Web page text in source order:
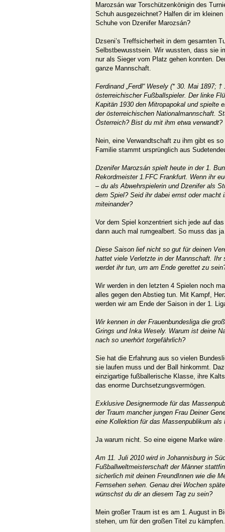
Marozsán war Torschützenkönigin des
Schuh ausgezeichnet? Halfen dir im
Schuhe von Dzenifer Marozsán?
Dzseni’s Treffsicherheit in dem gesamten
Selbstbewusstsein. Wir wussten, dass sie
nur als Sieger vom Platz gehen konnten.
ganze Mannschaft.
Ferdinand „Ferdl“ Wesely (* 30. Mai 1897;
österreichischer Fußballspieler. Der linke
Kapitän 1930 den Mitropapokal und spielte
der österreichischen Nationalmannschaft.
Österreich? Bist du mit ihm etwa verwandt?
Nein, eine Verwandtschaft zu ihm gibt es
Familie stammt ursprünglich aus
Dzenifer Marozsán spielt heute in der 1.
Rekordmeister 1.FFC Frankfurt. Wenn ihr
– du als Abwehrspielerin und Dzenifer als
dem Spiel? Seid ihr dabei ernst oder macht
miteinander?
Vor dem Spiel konzentriert sich jede auf
dann auch mal rumgealbert. So muss das
Diese Saison lief nicht so gut für deinen
hattet viele Verletzte in der Mannschaft. Ihr
werdet ihr tun, um am Ende gerettet zu
Wir werden in den letzten 4 Spielen noch
alles gegen den Abstieg tun. Mit Kampf,
werden wir am Ende der Saison in der 1.
Wir kennen in der Frauenbundesliga die
Grings und Inka Wesely. Warum ist deine
nach so unerhört torgefährlich?
Sie hat die Erfahrung aus so vielen
sie laufen muss und der Ball hinkommt.
einzigartige fußballerische Klasse, ihre
das enorme Durchsetzungsvermögen.
Exklusive Designermode für das
der Traum mancher jungen Frau Deiner
eine Kollektion für das Massenpublikum als
Ja warum nicht. So eine eigene Marke
Am 11. Juli 2010 wird in Johannisburg in
Fußballweltmeisterschaft der Männer
sicherlich mit deinen FreundInnen wie die
Fernsehen sehen. Genau drei Wochen
wünschst du dir an diesem Tag zu sein?
Mein großer Traum ist es am 1. August in
stehen, um für den großen Titel zu kämpfen.